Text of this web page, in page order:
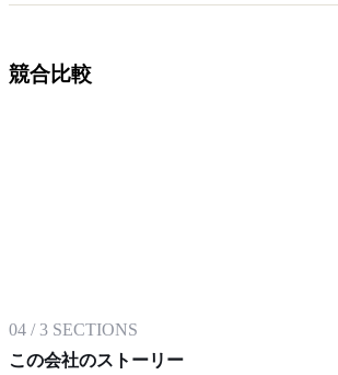
競合比較
04 /3 SECTIONS
この会社のストーリー